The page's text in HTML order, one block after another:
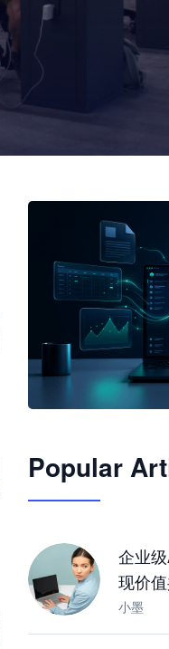
JimoClaw 桌面
Popular
企业
现价
小墨